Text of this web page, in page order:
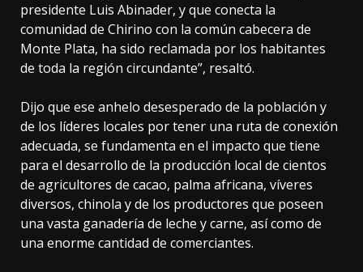
presidente Luis Abinader, y que conecta la
comunidad de Chirino con la común cabecera de
Monte Plata, ha sido reclamada por los habitantes
de toda la región circundante”, resaltó.
Dijo que ese anhelo desesperado de la población y
de los líderes locales por tener una ruta de conexión
adecuada, se fundamenta en el impacto que tiene
para el desarrollo de la producción local de cientos
de agricultores de cacao, palma africana, víveres
diversos, chinola y de los productores que poseen
una vasta ganadería de leche y carne, así como de
una enorme cantidad de comerciantes.